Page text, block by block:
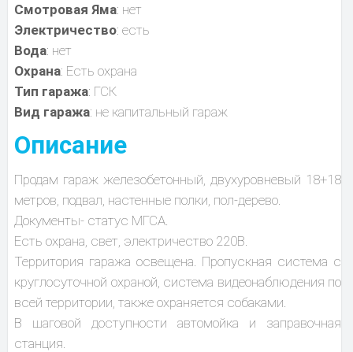
Смотровая Яма: нет
Электричество: есть
Вода: нет
Охрана: Есть охрана
Тип гаража: ГСК
Вид гаража: не капитальный гараж
Описание
Продам гараж железобетонный, двухуровневый 18+18
метров, подвал, настенные полки, пол-дерево.
Документы- статус МГСА.
Есть охрана, свет, электричество 220В.
Территория гаража освещена. Пропускная система с
круглосуточной охраной, система видеонаблюдения по
всей территории, также охраняется собаками.
В шаговой доступности автомойка и заправочная
станция.